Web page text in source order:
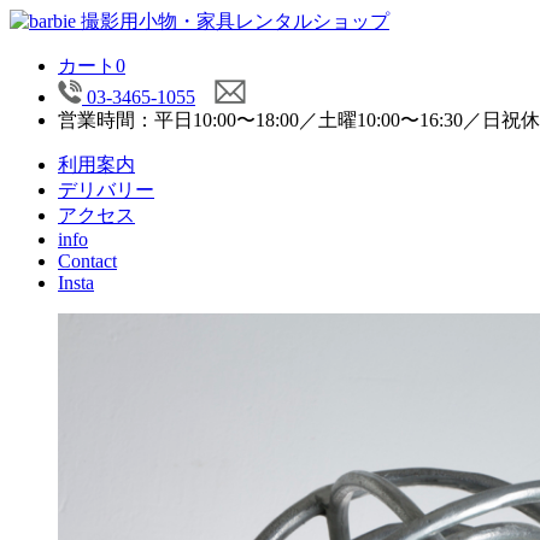
カート 0
03-3465-1055
営業時間：平日10:00〜18:00／土曜10:00〜16:30／日祝
利用案内
デリバリー
アクセス
info
Contact
Insta